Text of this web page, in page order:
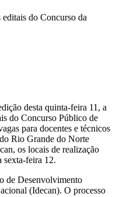
do Concurso da
desta quinta-feira 11, a
do Concurso Público de
para docentes e técnicos
Rio Grande do Norte
os locais de realização
sexta-feira 12.
de Desenvolvimento
(Idecan). O processo